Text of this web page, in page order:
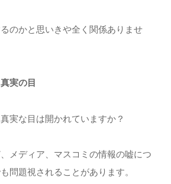
のかと思いきや全く関係ありませ
実の目
実な目は開かれていますか？
メディア、マスコミの情報の嘘につ
問題視されることがあります。